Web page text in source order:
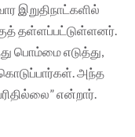
இறுதிநாட்களில்
தள்ளப்பட்டுள்ளனர்.
பொம்மை எடுத்து,
கொடுப்பார்கள். அந்த
என்றார்.